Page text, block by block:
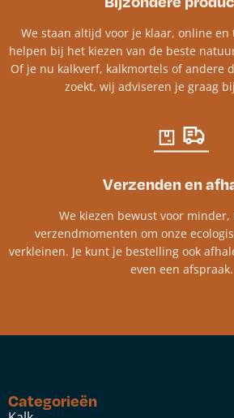
We staan altijd voor je klaar, online en
helpen bij het kiezen van de beste
Of je nu kalkverf, kalkmortels of andere
zoekt, wij adviseren je graag
Verzenden en
We kiezen bewust voor
verzendmomenten om onze
verkleinen. Je kunt je bestelling ook
even een afspraak.
Categorieën